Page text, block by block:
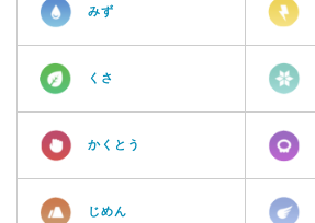
みず
くさ
かくとう
じめん